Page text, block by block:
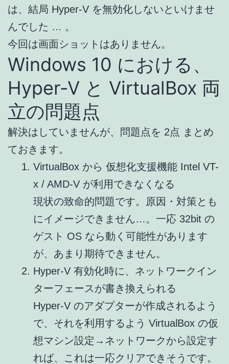
は、結局 Hyper-V を無効化しないといけませ
んでした … 。
今回は画面ショットはありません。
Windows 10 における、
Hyper-V と VirtualBox 両
立の問題点
解決はしていませんが、問題点を 2点 まとめ
ておきます。
VirtualBox から 仮想化支援機能 Intel VT-
x / AMD-V が利用できなくなる
現状の致命的問題です。原因・対策とも
にイメージできません…。一応 32bit の
ゲスト OS なら動く可能性があります
が、あまり期待できません。
Hyper-V 有効化時に、ネットワークイン
ターフェースが書き換えられる
Hyper-V のアダプターが作成されるよう
で、それを利用するよう VirtualBox の仮
想マシン設定→ネットワークから設定す
れば、これは一応クリアできそうです。